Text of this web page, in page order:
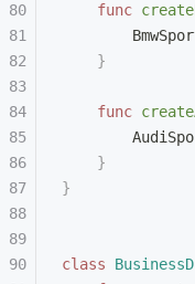
    func
    }
    func
    }
}
class